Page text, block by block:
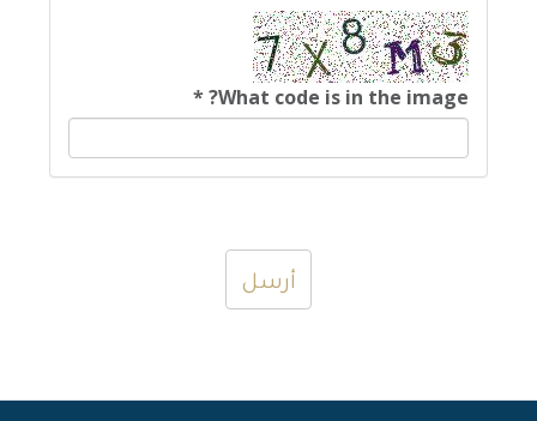
What code is in the image?
*
أرسل